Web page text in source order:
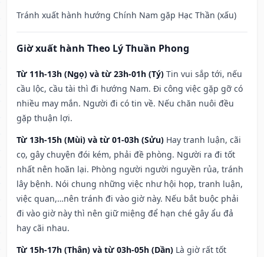
Tránh xuất hành hướng Chính Nam gặp Hạc Thần (xấu)
Giờ xuất hành Theo Lý Thuần Phong
Từ 11h-13h (Ngọ) và từ 23h-01h (Tý) Tin vui sắp tới, nếu
cầu lộc, cầu tài thì đi hướng Nam. Đi công việc gặp gỡ có
nhiều may mắn. Người đi có tin về. Nếu chăn nuôi đều
gặp thuận lợi.
Từ 13h-15h (Mùi) và từ 01-03h (Sửu) Hay tranh luận, cãi
cọ, gây chuyện đói kém, phải đề phòng. Người ra đi tốt
nhất nên hoãn lại. Phòng người người nguyền rủa, tránh
lây bệnh. Nói chung những việc như hội họp, tranh luận,
việc quan,…nên tránh đi vào giờ này. Nếu bắt buộc phải
đi vào giờ này thì nên giữ miệng để hạn ché gây ẩu đả
hay cãi nhau.
Từ 15h-17h (Thân) và từ 03h-05h (Dần) Là giờ rất tốt